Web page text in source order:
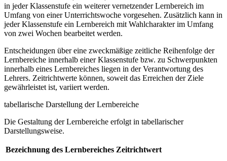
in jeder Klassenstufe ein weiterer vernetzender Lernbereich im
Umfang von einer Unterrichtswoche vorgesehen. Zusätzlich kann in
jeder Klassenstufe ein Lernbereich mit Wahlcharakter im Umfang
von zwei Wochen bearbeitet werden.
Entscheidungen über eine zweckmäßige zeitliche Reihenfolge der
Lernbereiche innerhalb einer Klassenstufe bzw. zu Schwerpunkten
innerhalb eines Lernbereiches liegen in der Verantwortung des
Lehrers. Zeitrichtwerte können, soweit das Erreichen der Ziele
gewährleistet ist, variiert werden.
tabellarische Darstellung der Lernbereiche
Die Gestaltung der Lernbereiche erfolgt in tabellarischer
Darstellungsweise.
Bezeichnung des Lernbereiches Zeitrichtwert